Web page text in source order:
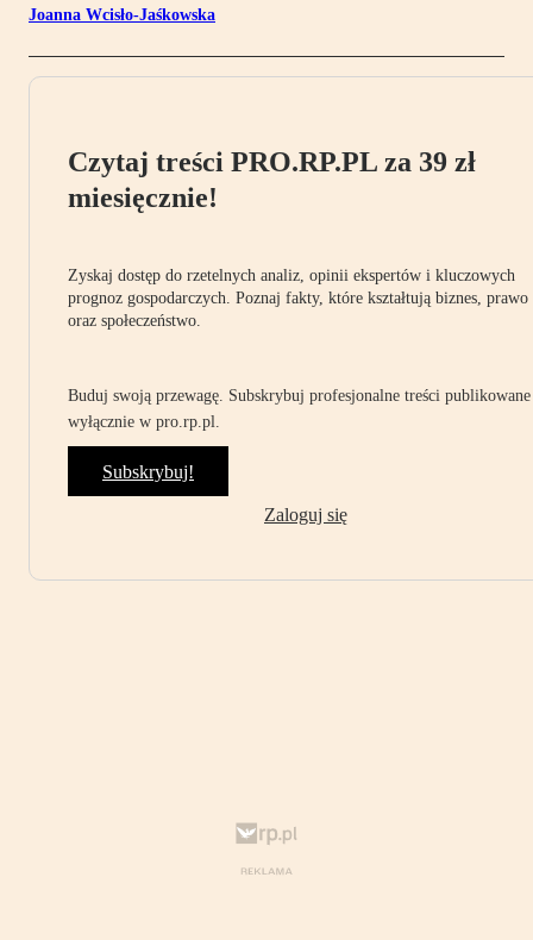
Joanna Wcisło-Jaśkowska
Czytaj treści PRO.RP.PL za 39 zł
miesięcznie!
Zyskaj dostęp do rzetelnych analiz, opinii ekspertów i kluczowych
prognoz gospodarczych. Poznaj fakty, które kształtują biznes, prawo
oraz społeczeństwo.
Buduj swoją przewagę. Subskrybuj profesjonalne treści publikowane
wyłącznie w pro.rp.pl.
Subskrybuj!
Zaloguj się